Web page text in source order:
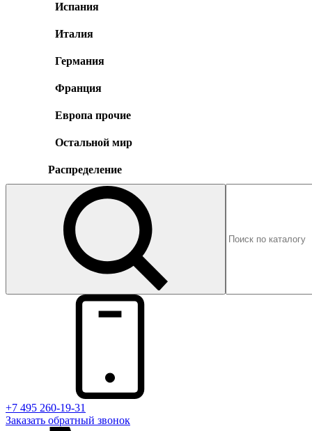
Испания
Италия
Германия
Франция
Европа прочие
Остальной мир
Распределение
+7 495 260-19-31
Заказать обратный звонок